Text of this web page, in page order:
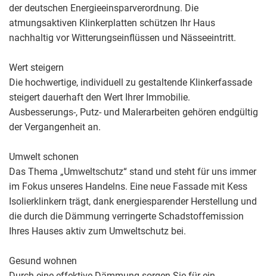
der deutschen Energieeinsparverordnung. Die
atmungsaktiven Klinkerplatten schützen Ihr Haus
nachhaltig vor Witterungseinflüssen und Nässeeintritt.
Wert steigern
Die hochwertige, individuell zu gestaltende Klinkerfassade
steigert dauerhaft den Wert Ihrer Immobilie.
Ausbesserungs-, Putz- und Malerarbeiten gehören endgültig
der Vergangenheit an.
Umwelt schonen
Das Thema „Umweltschutz“ stand und steht für uns immer
im Fokus unseres Handelns. Eine neue Fassade mit Kess
Isolierklinkern trägt, dank energiesparender Herstellung und
die durch die Dämmung verringerte Schadstoffemission
Ihres Hauses aktiv zum Umweltschutz bei.
Gesund wohnen